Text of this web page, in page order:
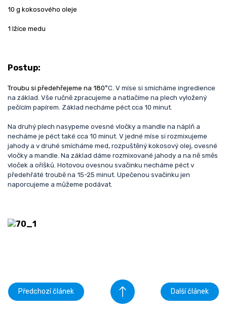
10 g kokosového oleje
1 lžíce medu
Postup:
Troubu si předehřejeme na 180°C. V míse si smícháme ingredience
na základ. Vše ručně zpracujeme a natlačíme na plech vyložený
pečícím papírem. Základ necháme péct cca 10 minut.
Na druhý plech nasypeme ovesné vločky a mandle na náplň a
necháme je péct také cca 10 minut. V jedné míse si rozmixujeme
jahody a v druhé smícháme med, rozpuštěný kokosový olej, ovesné
vločky a mandle. Na základ dáme rozmixované jahody a na ně směs
vloček a oříšků. Hotovou ovesnou svačinku necháme péct v
předehřáté troubě na 15-25 minut. Upečenou svačinku jen
naporcujeme a můžeme podávat.
Předchozí článek Další článek